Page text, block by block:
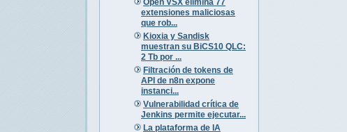
extensiones maliciosas
que rob...
Kioxia y Sandisk
muestran su BiCS10 QLC:
2 Tb por ...
Filtración de tokens de
API de n8n expone
instanci...
Vulnerabilidad crítica de
Jenkins permite ejecutar...
La plataforma de IA